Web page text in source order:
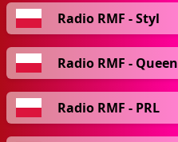
Radio RMF - Styl
Radio RMF - Queen
Radio RMF - PRL